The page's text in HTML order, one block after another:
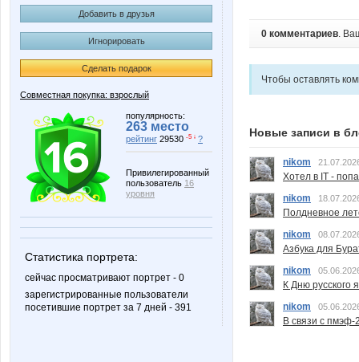
Добавить в друзья
Игнорировать
Сделать подарок
Совместная покупка: взрослый
популярность:
263 место
рейтинг 29530 -5 ↓ ?
Привилегированный
пользователь 16
уровня
Статистика портрета:
сейчас просматривают портрет - 0
зарегистрированные пользователи
посетившие портрет за 7 дней - 391
0 комментариев.
Чтобы оставлять
Новые записи в
nikom
Хотел в IT -
nikom
Полдневное
nikom
Азбука для
nikom
К Дню русского
nikom
В связи с пмэф-